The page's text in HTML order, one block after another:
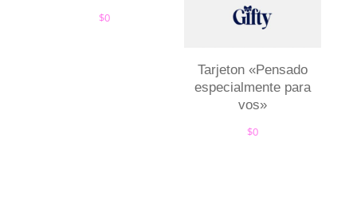
$0
Tarjeton «Pensado
especialmente para
vos»
$0